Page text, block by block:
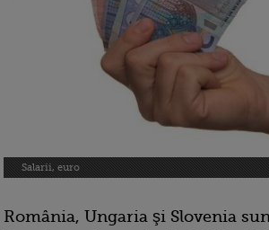
Salarii, euro
România, Ungaria şi Slovenia